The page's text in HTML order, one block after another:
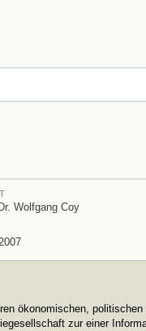
Wolfgang Coy
ökonomischen,
zur einer